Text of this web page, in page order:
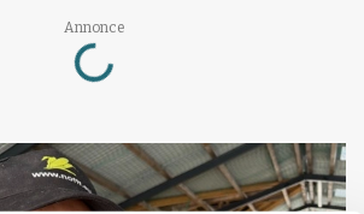
Annonce
Loading...